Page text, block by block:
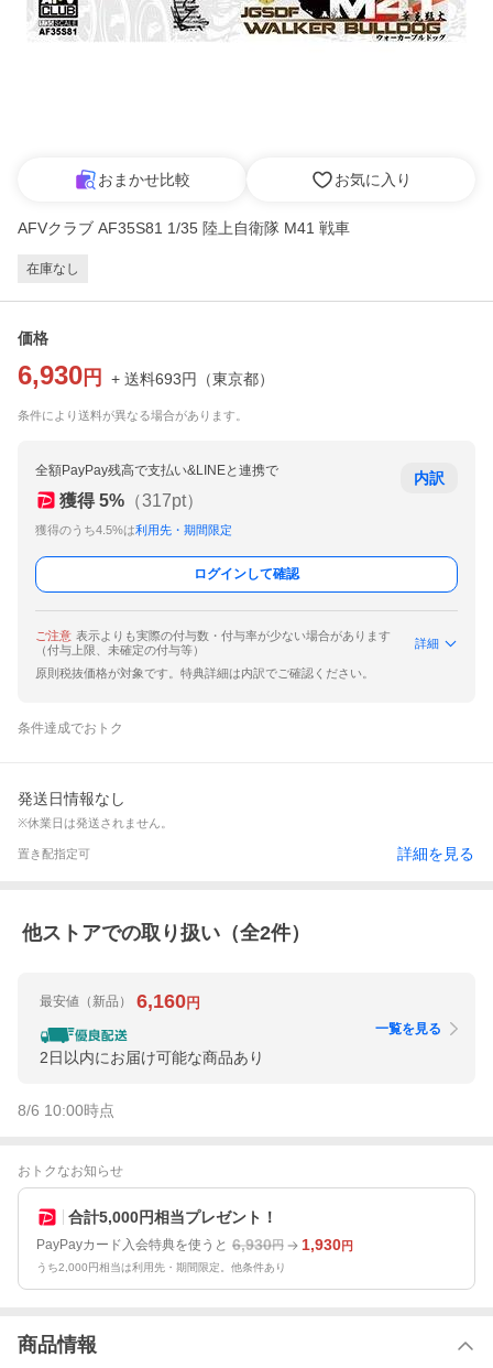
おまかせ比較 お気に入り
AFVクラブ AF35S81 1/35 陸上自衛隊 M41 戦車
在庫なし
価格
6,930 円 + 送料693円 （東京都）
条件により送料が異なる場合があります。
全額PayPay残高で支払い&LINEと連携で
獲得 5% （317pt）
獲得のうち4.5%は利用先・期間限定
内訳
ログインして確認
ご注意 表示よりも実際の付与数・付与率が少ない場合があります
（付与上限、未確定の付与等）
詳細
原則税抜価格が対象です。特典詳細は内訳でご確認ください。
条件達成でおトク
発送日情報なし
※休業日は発送されません。
置き配指定可 詳細を見る
他ストアでの取り扱い（全2件）
最安値 （新品） 6,160円
2日以内にお届け可能な商品あり
一覧を見る
8/6 10:00時点
おトクなお知らせ
合計5,000円相当プレゼント！
PayPayカード入会特典を使うと 6,930円 1,930円
うち2,000円相当は利用先・期間限定。他条件あり
商品情報